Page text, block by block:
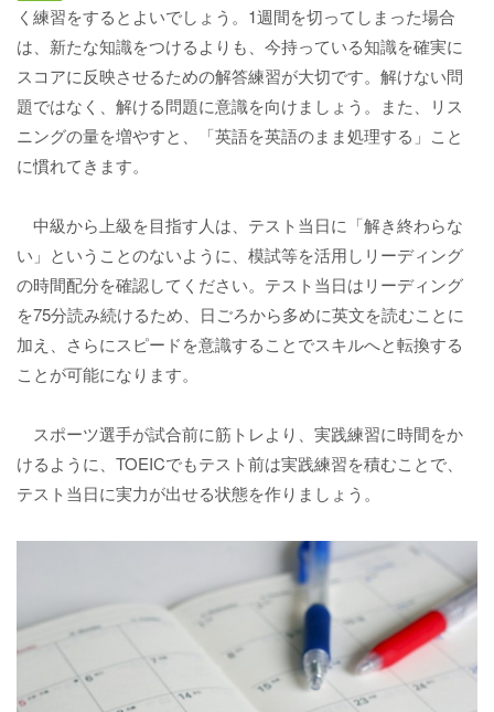
く練習をするとよいでしょう。1週間を切ってしまった場合
は、新たな知識をつけるよりも、今持っている知識を確実に
スコアに反映させるための解答練習が大切です。解けない問
題ではなく、解ける問題に意識を向けましょう。また、リス
ニングの量を増やすと、「英語を英語のまま処理する」こと
に慣れてきます。
中級から上級を目指す人は、テスト当日に「解き終わらな
い」ということのないように、模試等を活用しリーディング
の時間配分を確認してください。テスト当日はリーディング
を75分読み続けるため、日ごろから多めに英文を読むことに
加え、さらにスピードを意識することでスキルへと転換する
ことが可能になります。
スポーツ選手が試合前に筋トレより、実践練習に時間をか
けるように、TOEICでもテスト前は実践練習を積むことで、
テスト当日に実力が出せる状態を作りましょう。